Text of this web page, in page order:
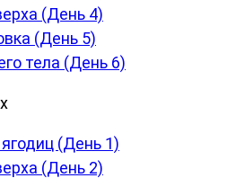
(День 4)
(День 5)
тела (День 6)
(День 1)
(День 2)